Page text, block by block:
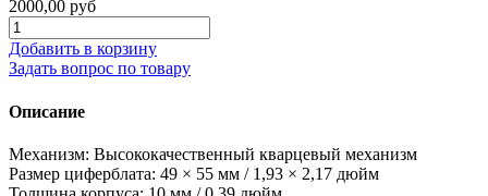
2000,00 руб
Добавить в корзину
Задать вопрос по товару
Описание
Механизм: Высококачественный кварцевый механизм
Размер циферблата: 49 × 55 мм / 1,93 × 2,17 дюйм